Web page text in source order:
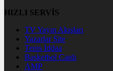
HIZLI SERVİS
TV Yayın Akışları
Yazarlar Site
Tenis İddaa
Basketbol Canlı
AMP